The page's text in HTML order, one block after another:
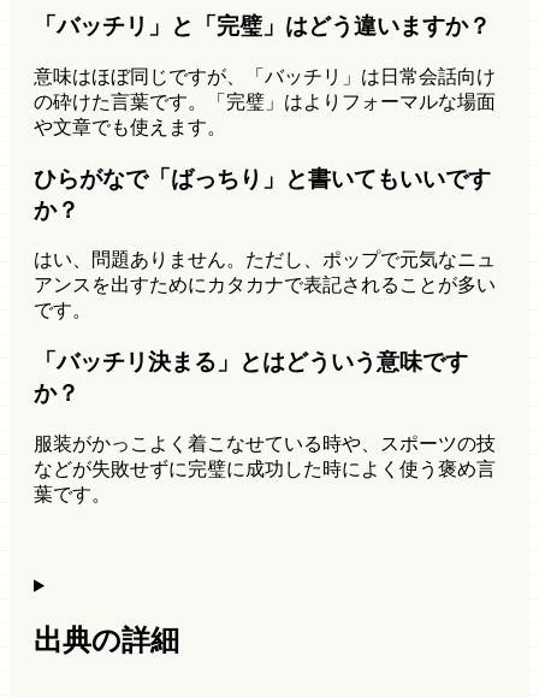
「バッチリ」と「完璧」はどう違いますか？
意味はほぼ同じですが、「バッチリ」は日常会話向け
の砕けた言葉です。「完璧」はよりフォーマルな場面
や文章でも使えます。
ひらがなで「ばっちり」と書いてもいいです
か？
はい、問題ありません。ただし、ポップで元気なニュ
アンスを出すためにカタカナで表記されることが多い
です。
「バッチリ決まる」とはどういう意味です
か？
服装がかっこよく着こなせている時や、スポーツの技
などが失敗せずに完璧に成功した時によく使う褒め言
葉です。
出典の詳細